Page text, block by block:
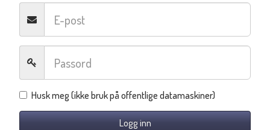
Husk meg (ikke bruk på offentlige datamaskiner)
Logg inn